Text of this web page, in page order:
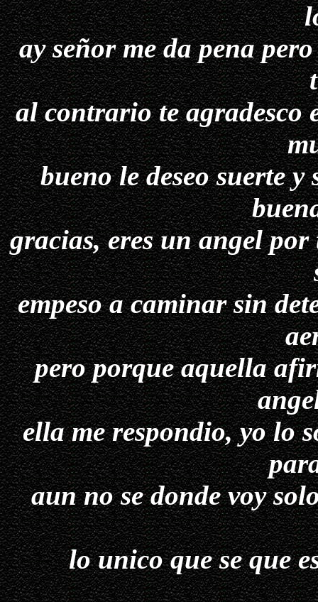
ay señor me da pena
al contrario te agradesco
bueno le deseo suerte
gracias, eres un angel
empeso a caminar sin
pero porque aquella
ella me respondio, yo lo
aun no se donde voy
lo unico que se que